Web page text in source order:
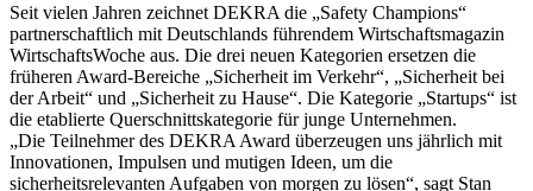
Seit vielen Jahren zeichnet DEKRA die „Safety Champions“
partnerschaftlich mit Deutschlands führendem Wirtschaftsmagazin
WirtschaftsWoche aus. Die drei neuen Kategorien ersetzen die
früheren Award-Bereiche „Sicherheit im Verkehr“, „Sicherheit bei
der Arbeit“ und „Sicherheit zu Hause“. Die Kategorie „Startups“ ist
die etablierte Querschnittskategorie für junge Unternehmen.
„Die Teilnehmer des DEKRA Award überzeugen uns jährlich mit
Innovationen, Impulsen und mutigen Ideen, um die
sicherheitsrelevanten Aufgaben von morgen zu lösen“, sagt Stan